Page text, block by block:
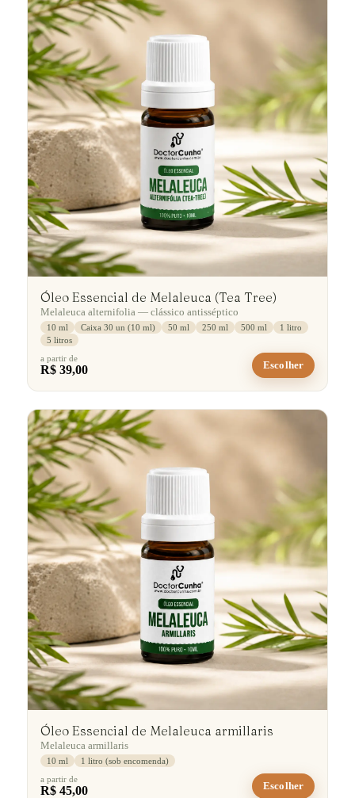
Óleo Essencial de Melaleuca (Tea Tree)
Melaleuca alternifolia — clássico antisséptico
10 ml Caixa 30 un (10 ml) 50 ml 250 ml 500 ml
1 litro
5 litros
a partir de
R$ 39,00 Escolher
Óleo Essencial de Melaleuca armillaris
Melaleuca armillaris
10 ml
1 litro (sob encomenda)
a partir de
R$ 45,00 Escolher